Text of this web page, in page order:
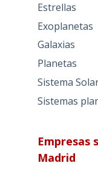
Estrellas
Exoplanetas
Galaxias
Planetas
Sistema
Sistemas
Empresas
Madrid